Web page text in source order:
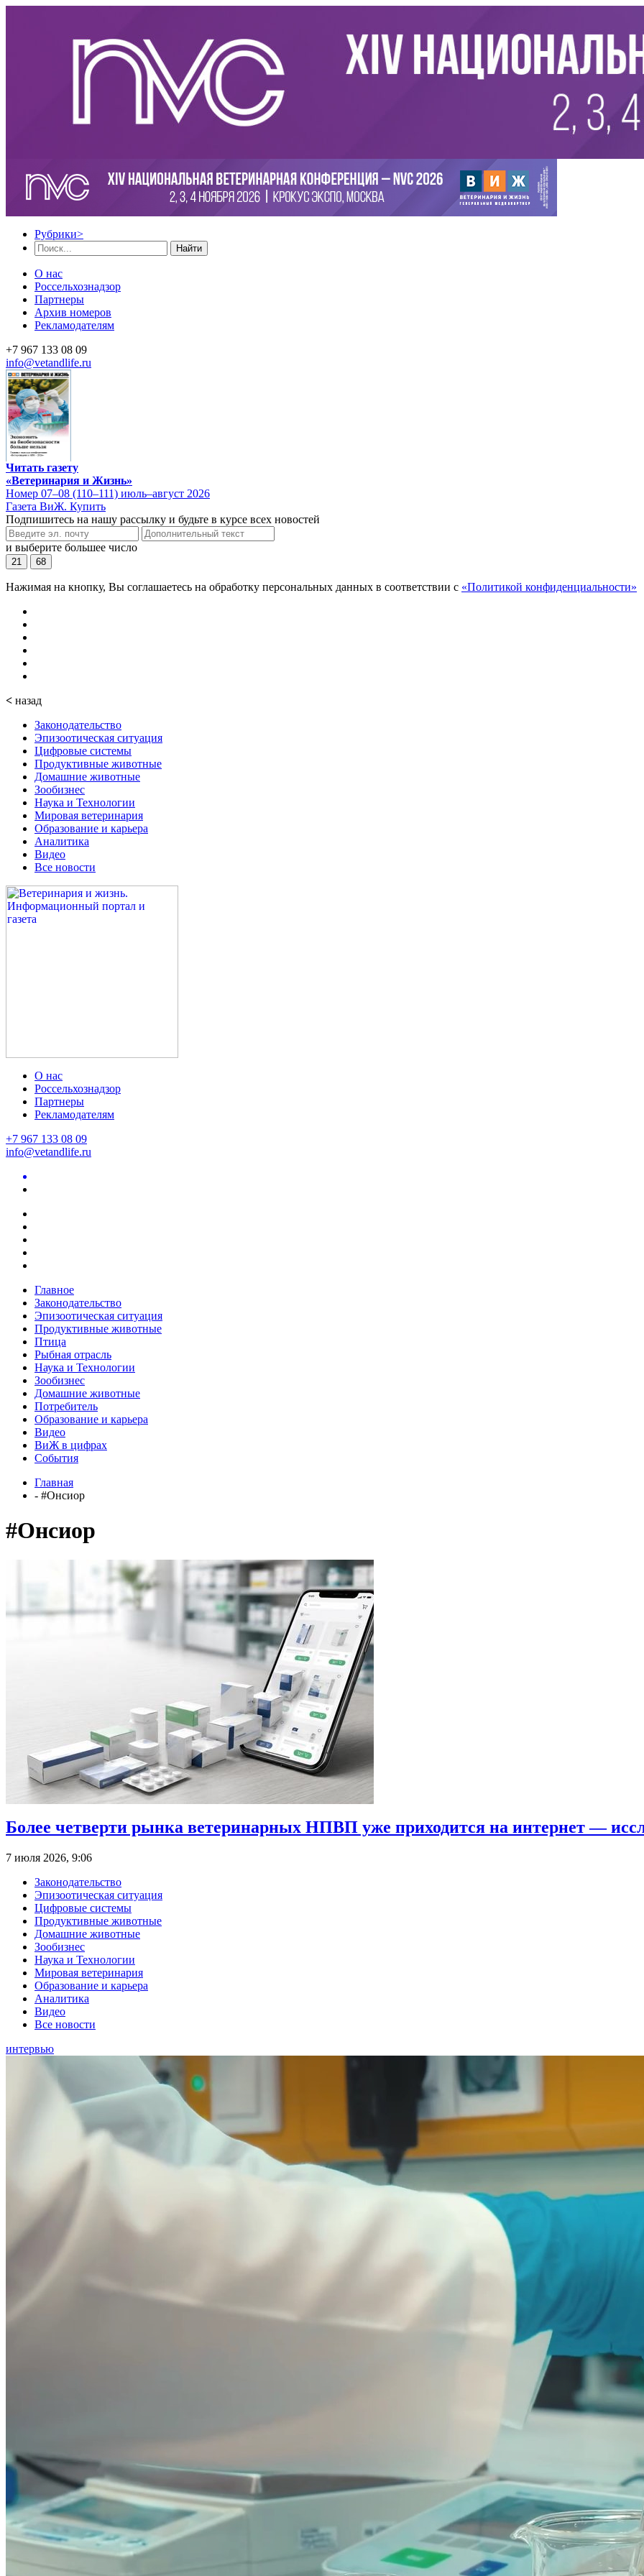
Рубрики>
Найти
О нас
Россельхознадзор
Партнеры
Архив номеров
Рекламодателям
+7 967 133 08 09
info@vetandlife.ru
Читать газету
«Ветеринария и Жизнь»
Номер 07–08 (110–111) июль–август 2026
Газета ВиЖ. Купить
Подпишитесь на нашу рассылку и будьте в курсе всех новостей
и выберите большее число
21 68
Нажимая на кнопку, Вы соглашаетесь на обработку персональных данных в соответствии с «Политикой конфиденциальности»
< назад
Законодательство
Эпизоотическая ситуация
Цифровые системы
Продуктивные животные
Домашние животные
Зообизнес
Наука и Технологии
Мировая ветеринария
Образование и карьера
Аналитика
Видео
Все новости
О нас
Россельхознадзор
Партнеры
Рекламодателям
+7 967 133 08 09
info@vetandlife.ru
Главное
Законодательство
Эпизоотическая ситуация
Продуктивные животные
Птица
Рыбная отрасль
Наука и Технологии
Зообизнес
Домашние животные
Потребитель
Образование и карьера
Видео
ВиЖ в цифрах
События
Главная
- #Онсиор
#Онсиор
Более четверти рынка ветеринарных НПВП уже приходится на интернет —
7 июля 2026, 9:06
Законодательство
Эпизоотическая ситуация
Цифровые системы
Продуктивные животные
Домашние животные
Зообизнес
Наука и Технологии
Мировая ветеринария
Образование и карьера
Аналитика
Видео
Все новости
интервью